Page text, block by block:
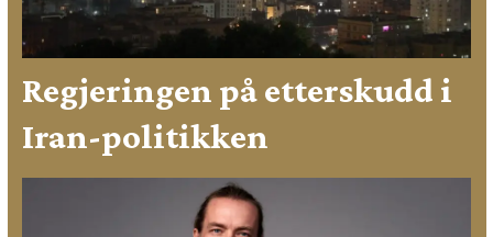
Regjeringen på etterskudd i
Iran-politikken